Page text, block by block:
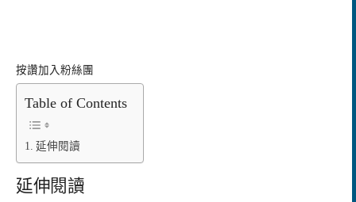
按讚加入粉絲團
Table of Contents
延伸閱讀
延伸閱讀